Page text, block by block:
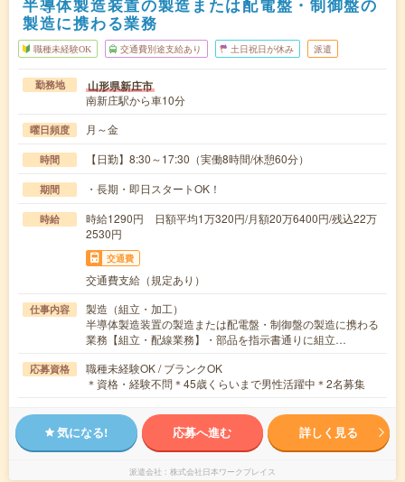
半導体製造装置の製造または配電盤・制御盤の
製造に携わる業務
職種未経験OK 交通費別途支給あり 土日祝日が休み 派遣
勤務地 山形県新庄市
南新庄駅から車10分
曜日頻度 月～金
時間 【日勤】8:30～17:30（実働8時間/休憩60分）
期間 ・長期・即日スタートOK！
時給
時給1290円 日額平均1万320円/月額20万6400円/残込22万
2530円
交通費
交通費支給（規定あり）
仕事内容
製造（組立・加工）
半導体製造装置の製造または配電盤・制御盤の製造に携わる
業務【組立・配線業務】・部品を指示書通りに組立…
応募資格
職種未経験OK / ブランクOK
＊資格・経験不問＊45歳くらいまで男性活躍中＊2名募集
気になる! 応募へ進む 詳しく見る
派遣会社 株式会社日本ワークプレイス